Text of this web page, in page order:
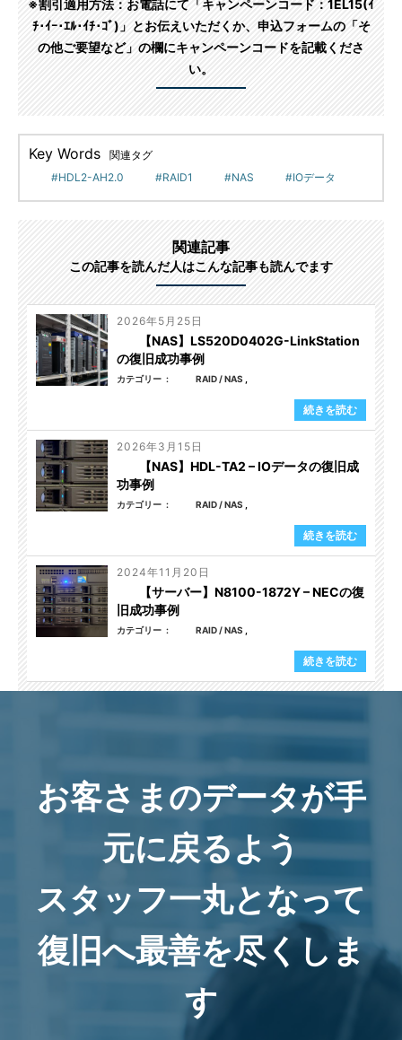
※割引適用方法：お電話にて「キャンペーンコード：1EL15(ｲ
ﾁ･ｲｰ･ｴﾙ･ｲﾁ･ｺﾞ)」とお伝えいただくか、申込フォームの「そ
の他ご要望など」の欄にキャンペーンコードを記載くださ
い。
Key Words
関連タグ
HDL2-AH2.0
RAID1 NAS IOデータ
関連記事
この記事を読んだ人はこんな記事も読んでます
2026年5月25日
【NAS】LS520D0402G-LinkStation
の復旧成功事例
カテゴリー RAID / NAS
続きを読む
2026年3月15日
【NAS】HDL-TA2 – IOデータの復旧成
功事例
カテゴリー RAID / NAS
続きを読む
2024年11月20日
【サーバー】N8100-1872Y – NECの復
旧成功事例
カテゴリー RAID / NAS
続きを読む
お客さまのデータが手
元に戻るよう
スタッフ一丸となって
復旧へ最善を尽くしま
す